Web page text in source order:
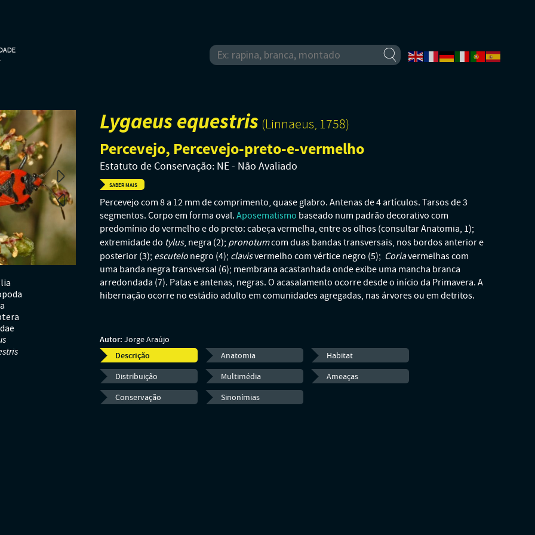
Lygaeus equestris (Linnaeus, 1758)
Percevejo, Percevejo-preto-e-vermelho
Estatuto de Conservação: NE - Não Avaliado
SABER MAIS
Percevejo com 8 a 12 mm de comprimento, quase glabro. Antenas de 4 artículos. Tarsos de 3
segmentos. Corpo em forma oval. Aposematismo baseado num padrão decorativo com
predomínio do vermelho e do preto: cabeça vermelha, entre os olhos (consultar Anatomia, 1);
extremidade do tylus, negra (2); pronotumcom duas bandas transversais, nos bordos anterior e
posterior (3); escutelo negro (4); clavisvermelho com vértice negro (5); Coriavermelhas com
uma banda negra transversal (6); membrana acastanhada onde exibe uma mancha branca
arredondada (7). Patas e antenas, negras. O acasalamento ocorre desde o início da Primavera. A
hibernação ocorre no estádio adulto em comunidades agregadas, nas árvores ou em detritos.
Autor: Jorge Araújo
Descrição
Anatomia
Habitat
Distribuição
Multimédia
Ameaças
Conservação
Sinonímias